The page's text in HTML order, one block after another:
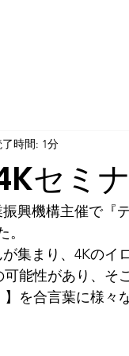
セミ
時間: 1分
興機構主催で『
た。
集まり、4Kのイ
能性があり、そ
】を合言葉に様